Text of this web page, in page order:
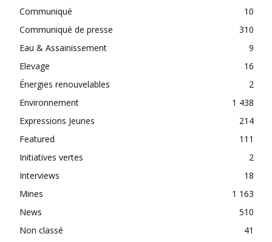
Communiqué
10
Communiqué de presse
310
Eau & Assainissement
9
Elevage
16
Énergies renouvelables
2
Environnement
1 438
Expressions Jeunes
214
Featured
111
Initiatives vertes
2
Interviews
18
Mines
1 163
News
510
Non classé
41